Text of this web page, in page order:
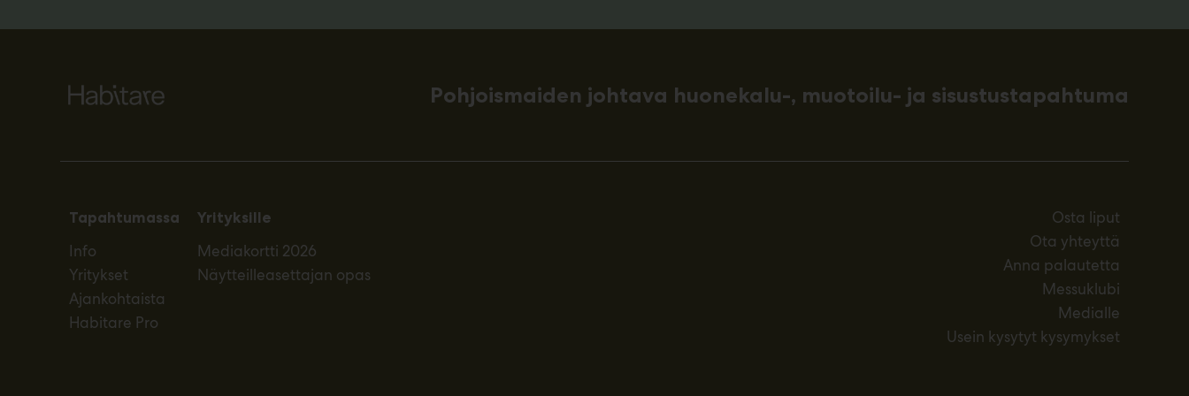
Pohjoismaiden johtava huonekalu-, muotoilu- ja sisustustapahtuma
Tapahtumassa
Info
Yritykset
Ajankohtaista
Habitare Pro
Yrityksille
Mediakortti 2026
Näytteilleasettajan opas
Osta liput
Ota yhteyttä
Anna palautetta
Messuklubi
Medialle
Usein kysytyt kysymykset